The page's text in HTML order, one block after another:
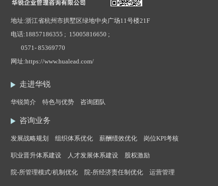
走进华锐
华锐简介 特色与优势 咨询团队
咨询业务
发展战略规划 组织体系优化 薪酬绩效优化 岗位KPI考核
职业晋升体系建设 人才发展体系建设 股权激励
院-所管理模式/机制优化 院-所经济责任制优化 运营管理
地址:浙江省杭州市拱墅区绿地中央广场11号楼21F
电话:18857186355 ; 15005816650 ;
0571- 85369770
网址:https://www.hualead.com/